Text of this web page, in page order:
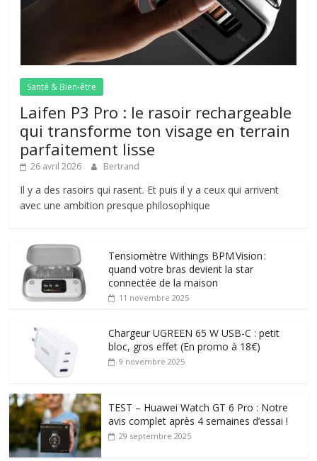
Santé & Bien-être
Laifen P3 Pro : le rasoir rechargeable
qui transforme ton visage en terrain
parfaitement lisse
26 avril 2026 Bertrand
Il y a des rasoirs qui rasent. Et puis il y a ceux qui arrivent
avec une ambition presque philosophique
Tensiomètre Withings BPM Vision :
quand votre bras devient la star
connectée de la maison
11 novembre 2025
Chargeur UGREEN 65 W USB-C : petit
bloc, gros effet (En promo à 18€)
9 novembre 2025
TEST – Huawei Watch GT 6 Pro : Notre
avis complet après 4 semaines d’essai !
29 septembre 2025